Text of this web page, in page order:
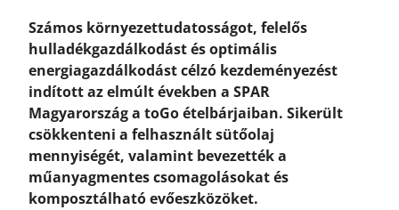
Számos környezettudatosságot, felelős
hulladékgazdálkodást és optimális
energiagazdálkodást célzó kezdeményezést
indított az elmúlt években a SPAR
Magyarország a toGo ételbárjaiban. Sikerült
csökkenteni a felhasznált sütőolaj
mennyiségét, valamint bevezették a
műanyagmentes csomagolásokat és
komposztálható evőeszközöket.